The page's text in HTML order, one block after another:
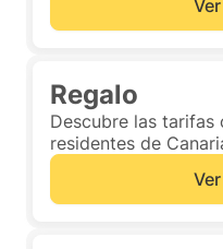
Regalo
Descubre las tarifas
residentes de